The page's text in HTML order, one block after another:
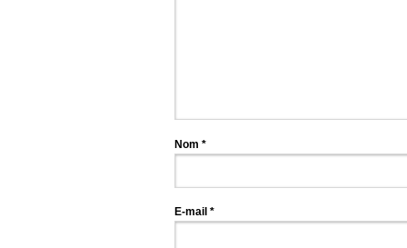
Nom *
E-mail *